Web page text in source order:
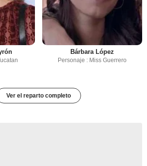
Bárbara López
Personaje : Miss Guerrero
Ver el reparto completo